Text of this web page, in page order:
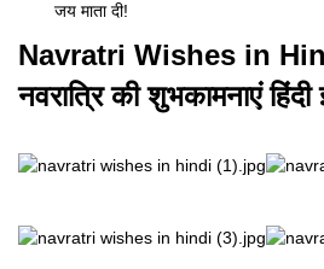
जय माता दी!
Navratri Wishes in
नवरात्रि की शुभकामनाएं